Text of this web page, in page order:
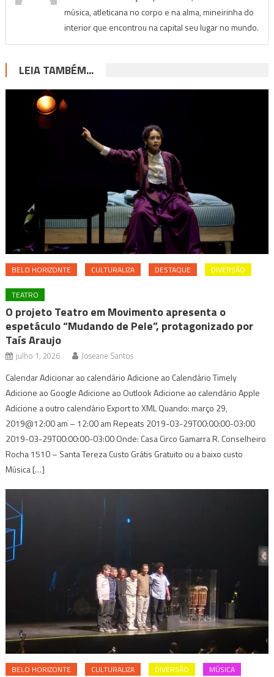
música, atleticana no corpo e na alma, mineirinha do
interior que encontrou na capital seu lugar no mundo.
LEIA TAMBÉM...
BELO HORIZONTE CULTURALIZA DESTAQUE DIVERSÃO
TEATRO
O projeto Teatro em Movimento apresenta o
espetáculo “Mudando de Pele”, protagonizado por
Taís Araujo
julho 1, 2026 Joseane Santos
Calendar Adicionar ao calendário Adicione ao Calendário Timely
Adicione ao Google Adicione ao Outlook Adicione ao calendário Apple
Adicione a outro calendário Export to XML Quando: março 29,
2019@12:00 am – 12:00 am Repeats 2019-03-29T00:00:00-03:00
2019-03-29T00:00:00-03:00 Onde: Casa Circo Gamarra R. Conselheiro
Rocha 1510 – Santa Tereza Custo Grátis Gratuito ou a baixo custo
Música […]
BELO HORIZONTE CULTURALIZA DIVERSÃO MÚSICA